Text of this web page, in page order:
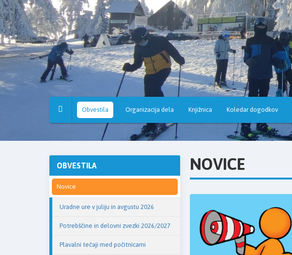
Osnovna
šola
Hruševec
Obvestila Organizacija dela Knjižnica Koledar dogodkov
OBVESTILA
Novice
Uradne ure v juliju in avgustu 2026
Potrebščine in delovni zvezki 2026/2027
Plavalni tečaji med počitnicami
NOVICE